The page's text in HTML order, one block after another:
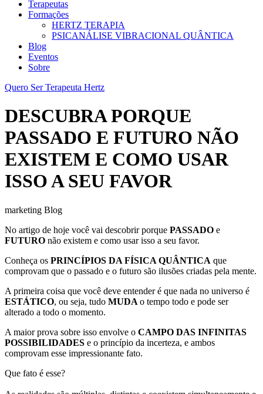
Terapeutas
Formações
HERTZ TERAPIA
PSICANÁLISE VIBRACIONAL QUÂNTICA
Blog
Eventos
Sobre
Quero Ser Terapeuta Hertz
DESCUBRA PORQUE
PASSADO E FUTURO NÃO
EXISTEM E COMO USAR
ISSO A SEU FAVOR
marketing Blog
No artigo de hoje você vai descobrir porque PASSADO e
FUTURO não existem e como usar isso a seu favor.
Conheça os PRINCÍPIOS DA FÍSICA QUÂNTICA que
comprovam que o passado e o futuro são ilusões criadas pela mente.
A primeira coisa que você deve entender é que nada no universo é
ESTÁTICO, ou seja, tudo MUDA o tempo todo e pode ser
alterado a todo o momento.
A maior prova sobre isso envolve o CAMPO DAS INFINITAS
POSSIBILIDADES e o princípio da incerteza, e ambos
comprovam esse impressionante fato.
Que fato é esse?